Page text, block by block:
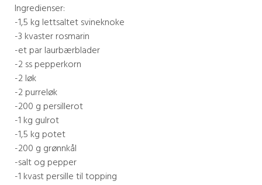
Ingredienser:
-1,5 kg lettsaltet svineknoke
-3 kvaster rosmarin
-et par laurbærblader
-2 ss pepperkorn
-2 løk
-2 purreløk
-200 g persillerot
-1 kg gulrot
-1,5 kg potet
-200 g grønnkål
-salt og pepper
-1 kvast persille til topping